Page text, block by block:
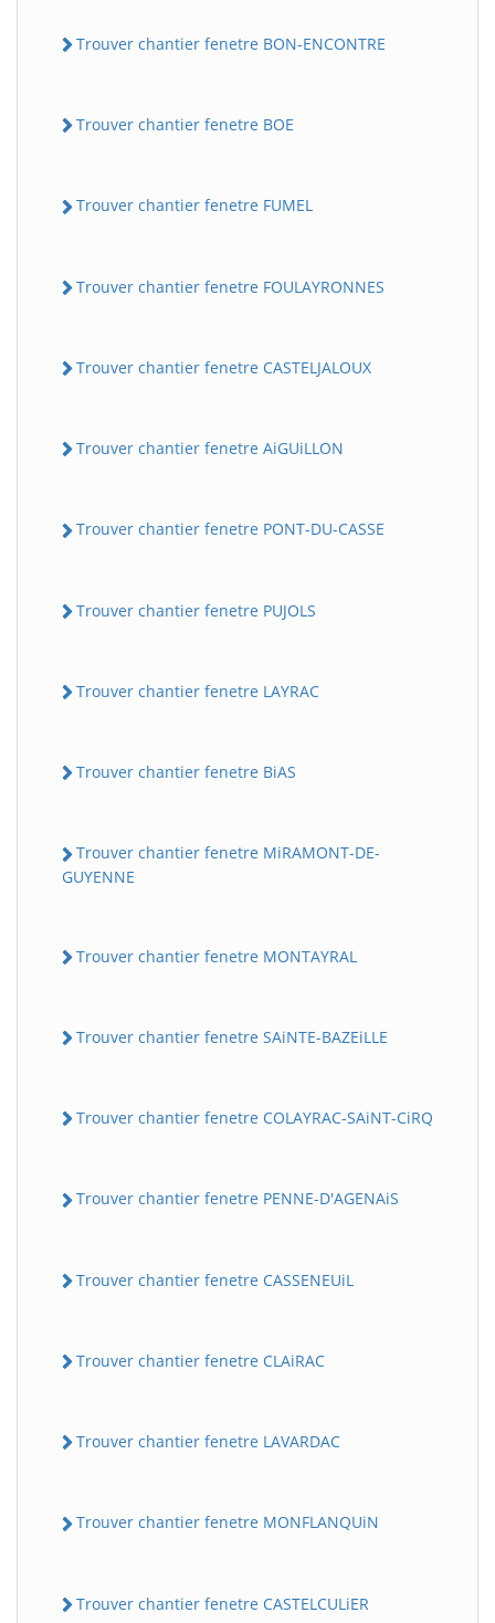
Trouver chantier fenetre BON-ENCONTRE
Trouver chantier fenetre BOE
Trouver chantier fenetre FUMEL
Trouver chantier fenetre FOULAYRONNES
Trouver chantier fenetre CASTELJALOUX
Trouver chantier fenetre AiGUiLLON
Trouver chantier fenetre PONT-DU-CASSE
Trouver chantier fenetre PUJOLS
Trouver chantier fenetre LAYRAC
Trouver chantier fenetre BiAS
Trouver chantier fenetre MiRAMONT-DE-
GUYENNE
Trouver chantier fenetre MONTAYRAL
Trouver chantier fenetre SAiNTE-BAZEiLLE
Trouver chantier fenetre COLAYRAC-SAiNT-CiRQ
Trouver chantier fenetre PENNE-D'AGENAiS
Trouver chantier fenetre CASSENEUiL
Trouver chantier fenetre CLAiRAC
Trouver chantier fenetre LAVARDAC
Trouver chantier fenetre MONFLANQUiN
Trouver chantier fenetre CASTELCULiER